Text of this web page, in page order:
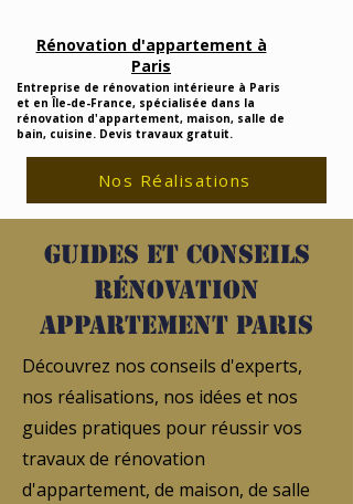
Rénovation d'appartement à
Paris
Entreprise de rénovation intérieure à Paris
et en Île-de-France, spécialisée dans la
rénovation d'appartement, maison, salle de
bain, cuisine. Devis travaux gratuit.
Nos Réalisations
Guides et conseils
rénovation
appartement Paris
Découvrez nos conseils d'experts,
nos réalisations, nos idées et nos
guides pratiques pour réussir vos
travaux de rénovation
d'appartement, de maison, de salle